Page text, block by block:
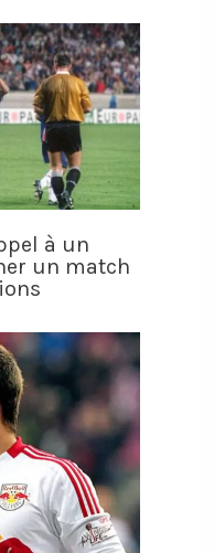
à un
un match